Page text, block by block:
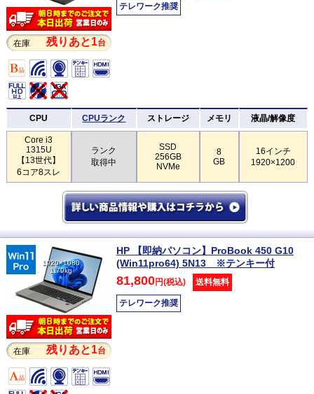
在庫 残りあと1台
テレワーク推奨
CPU CPUランク ストレージ メモリ 液晶/解像度
Core i3
1315U
【13世代】
6コア8スレ
ランク
取得中
SSD
256GB
NVMe
8
GB
16インチ
1920×1200
1920×1080
1.79kg
在庫 残りあと1台
HP 【即納パソコン】ProBook 450 G10
(Win11pro64) 5N13 ※テンキー付
81,800円(税込) 送料無料
テレワーク推奨